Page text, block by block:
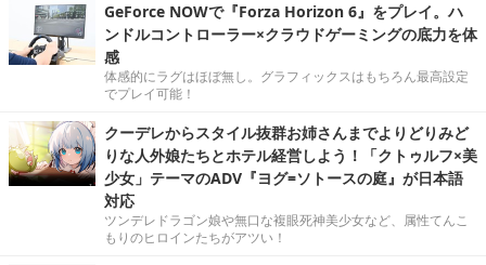
GeForce NOWで『Forza Horizon 6』をプレイ。ハ
ンドルコントローラー×クラウドゲーミングの底力を体
感
体感的にラグはほぼ無し。グラフィックスはもちろん最高設定
でプレイ可能！
クーデレからスタイル抜群お姉さんまでよりどりみど
りな人外娘たちとホテル経営しよう！「クトゥルフ×美
少女」テーマのADV『ヨグ=ソトースの庭』が日本語
対応
ツンデレドラゴン娘や無口な複眼死神美少女など、属性てんこ
もりのヒロインたちがアツい！